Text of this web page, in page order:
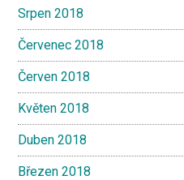
Srpen 2018
Červenec 2018
Červen 2018
Květen 2018
Duben 2018
Březen 2018